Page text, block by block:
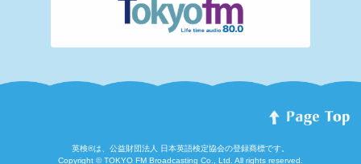
英検®は、公益財団法人 日本英語検定協会の登録商標です。
Copyright © TOKYO FM Broadcasting Co., Ltd. All rights reserved.